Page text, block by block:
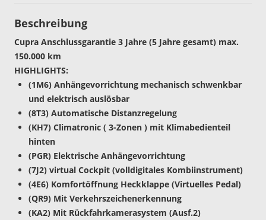
Beschreibung
Cupra Anschlussgarantie 3 Jahre (5 Jahre gesamt) max.
150.000 km
HIGHLIGHTS:
(1M6) Anhängevorrichtung mechanisch schwenkbar
und elektrisch auslösbar
(8T3) Automatische Distanzregelung
(KH7) Climatronic ( 3-Zonen ) mit Klimabedienteil
hinten
(PGR) Elektrische Anhängevorrichtung
(7J2) virtual Cockpit (volldigitales Kombiinstrument)
(4E6) Komfortöffnung Heckklappe (Virtuelles Pedal)
(QR9) Mit Verkehrszeichenerkennung
(KA2) Mit Rückfahrkamerasystem (Ausf.2)